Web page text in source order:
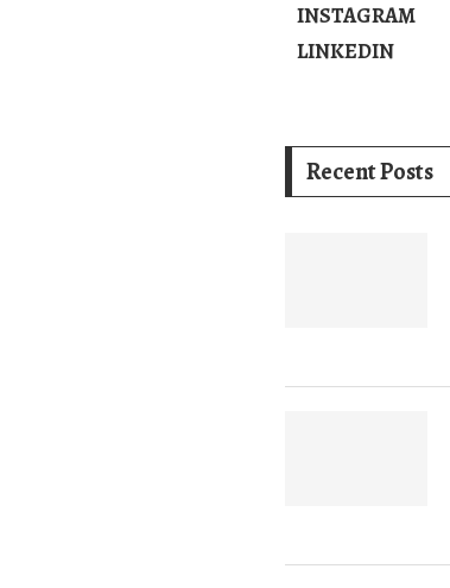
INSTAGRAM
LINKEDIN
Recent Posts